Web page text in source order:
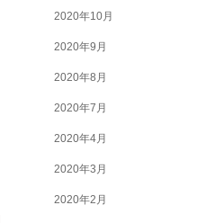
2020年10月
2020年9月
2020年8月
2020年7月
2020年4月
2020年3月
2020年2月